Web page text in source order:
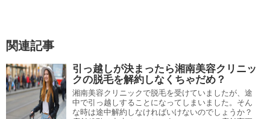
関連記事
引っ越しが決まったら湘南美容クリニッ
クの脱毛を解約しなくちゃだめ？
湘南美容クリニックで脱毛を受けていましたが、途
中で引っ越しすることになってしまいました。そん
な時は途中解約しなければいけないのでしょうか？